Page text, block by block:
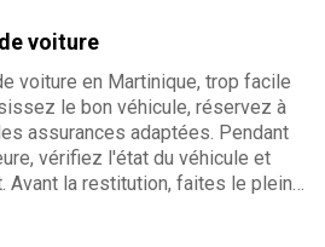
voiture
voiture en Martinique, trop facile
le bon véhicule, réservez à
assurances adaptées. Pendant
vérifiez l'état du véhicule et
Avant la restitution, faites le plein,
du temps. Suivez nos
de location sereine et